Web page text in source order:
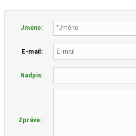
Jméno:
E-mail:
Nadpis:
Zpráva :